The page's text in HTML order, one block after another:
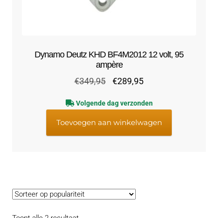
Dynamo Deutz KHD BF4M2012 12 volt, 95
ampère
€349,95
Oorspronkelijke
was:
€349,95.
€289,95Huidige
is:
€289,95.
Volgende dag verzonden
Toevoegen aan winkelwagen